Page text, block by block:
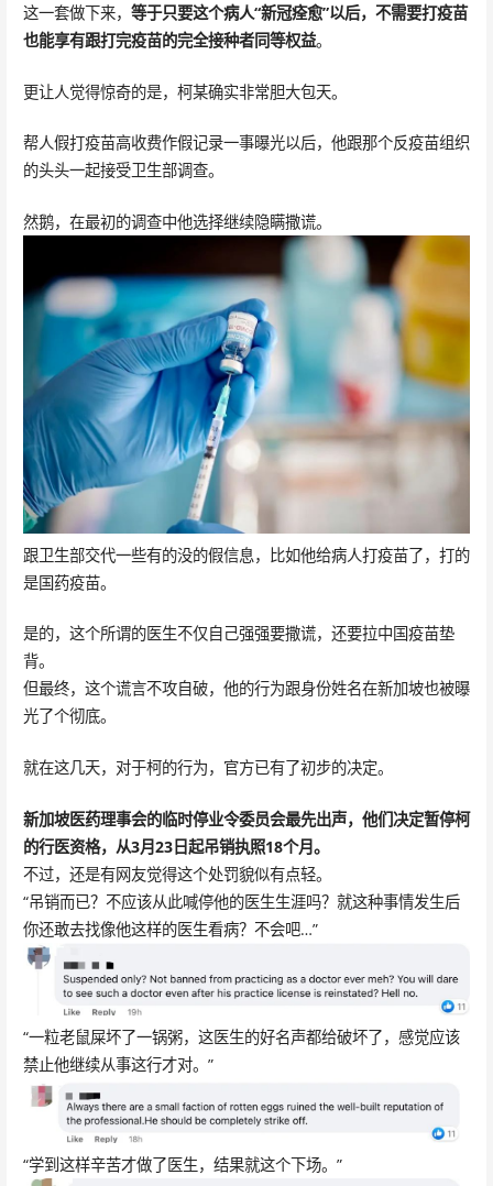
这一套做下来， 等于只要这个病人“新冠痊愈”以后，不需要打疫苗
也能享有跟打完疫苗的完全接种者同等权益。
更让人觉得惊奇的是，柯某确实非常胆大包天。
帮人假打疫苗高收费作假记录一事曝光以后，他跟那个反疫苗组织
的头头一起接受卫生部调查。
然鹅，在最初的调查中他选择继续隐瞒撒谎。
跟卫生部交代一些有的没的假信息，比如他给病人打疫苗了，打的
是国药疫苗。
是的，这个所谓的医生不仅自己强强要撒谎，还要拉中国疫苗垫
背。
但最终，这个谎言不攻自破，他的行为跟身份姓名在新加坡也被曝
光了个彻底。
就在这几天，对于柯的行为，官方已有了初步的决定。
新加坡医药理事会的临时停业令委员会最先出声，他们决定暂停柯
的行医资格，从3月23日起吊销执照18个月。
不过，还是有网友觉得这个处罚貌似有点轻。
“吊销而已？不应该从此喊停他的医生生涯吗？就这种事情发生后
你还敢去找像他这样的医生看病？不会吧…”
“一粒老鼠屎坏了一锅粥，这医生的好名声都给破坏了，感觉应该
禁止他继续从事这行才对。”
“学到这样辛苦才做了医生，结果就这个下场。”